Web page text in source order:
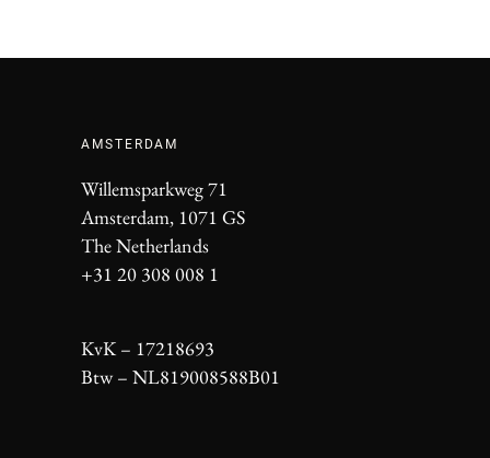
AMSTERDAM
Willemsparkweg 71
Amsterdam, 1071 GS
The Netherlands
+31 20 308 008 1
KvK – 17218693
Btw – NL819008588B01